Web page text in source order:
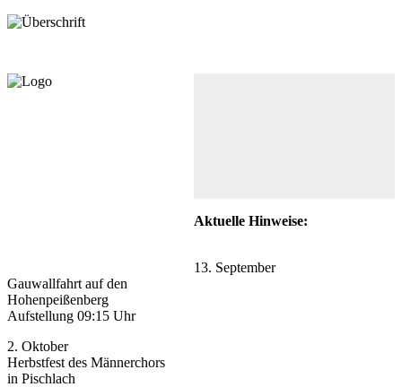
Aktuelle Hinweise:
13. September
Gauwallfahrt auf den
Hohenpeißenberg
Aufstellung 09:15 Uhr
2. Oktober
Herbstfest des Männerchors
in Pischlach